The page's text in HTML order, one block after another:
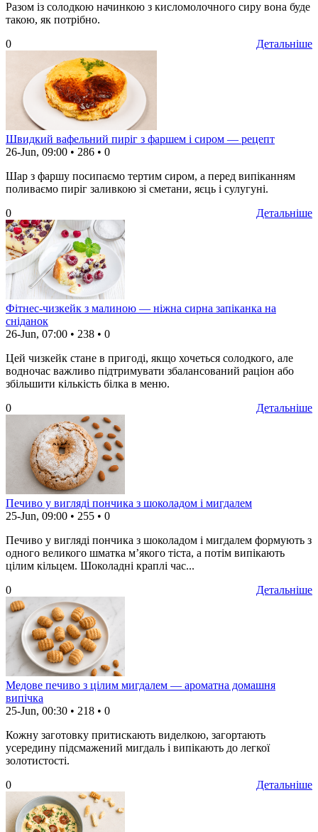
Разом із солодкою начинкою з кисломолочного сиру вона буде
такою, як потрібно.
Детальніше
0
Швидкий вафельний пиріг з фаршем і сиром — рецепт
26-Jun, 09:00 • 286 • 0
Шар з фаршу посипаємо тертим сиром, а перед випіканням
поливаємо пиріг заливкою зі сметани, яєць і сулугуні.
Детальніше
0
Фітнес-чизкейк з малиною — ніжна сирна запіканка на
сніданок
26-Jun, 07:00 • 238 • 0
Цей чизкейк стане в пригоді, якщо хочеться солодкого, але
водночас важливо підтримувати збалансований раціон або
збільшити кількість білка в меню.
Детальніше
0
Печиво у вигляді пончика з шоколадом і мигдалем
25-Jun, 09:00 • 255 • 0
Печиво у вигляді пончика з шоколадом і мигдалем формують з
одного великого шматка м’якого тіста, а потім випікають
цілим кільцем. Шоколадні краплі час...
Детальніше
0
Медове печиво з цілим мигдалем — ароматна домашня
випічка
25-Jun, 00:30 • 218 • 0
Кожну заготовку притискають виделкою, загортають
усередину підсмажений мигдаль і випікають до легкої
золотистості.
Детальніше
0